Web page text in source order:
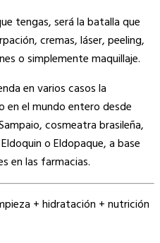
tengas, será la batalla que
cremas, láser, peeling,
o simplemente maquillaje.
en varios casos la
en el mundo entero desde
cosmeatra brasileña,
o Eldopaque, a base
en las farmacias.
+ hidratación + nutrición